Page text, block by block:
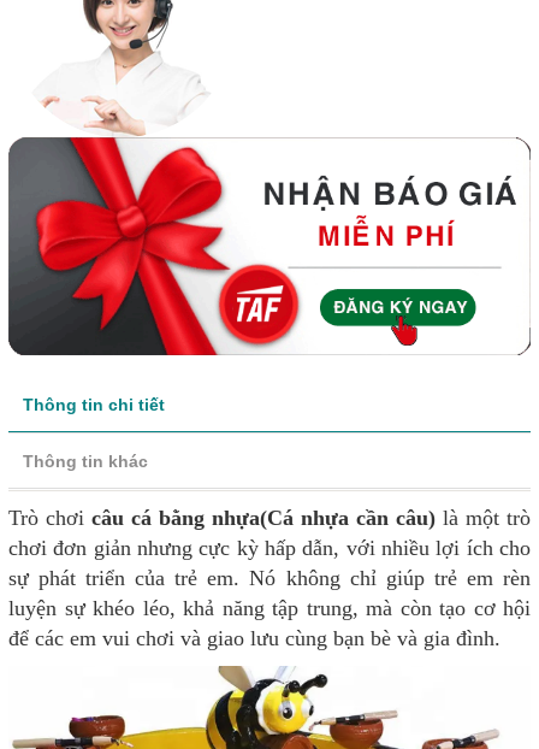
Thông tin chi tiết
Thông tin khác
Trò chơi câu cá bằng nhựa(Cá nhựa cần câu) là một trò
chơi đơn giản nhưng cực kỳ hấp dẫn, với nhiều lợi ích cho
sự phát triển của trẻ em. Nó không chỉ giúp trẻ em rèn
luyện sự khéo léo, khả năng tập trung, mà còn tạo cơ hội
để các em vui chơi và giao lưu cùng bạn bè và gia đình.